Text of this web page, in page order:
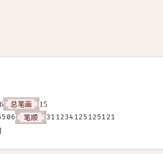
6 总笔画
15
笔顺
311234125125121